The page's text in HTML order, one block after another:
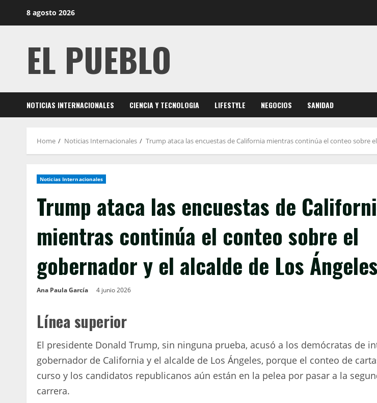
8 agosto 2026
EL PUEBLO
NOTICIAS INTERNACIONALES CIENCIA Y TECNOLOGIA LIFESTYLE NEGOCIOS SANIDAD
Home Noticias Internacionales Trump ataca las encuestas de California mientras continúa el conteo sobre
Noticias Internacionales
Trump ataca las encuestas de
mientras continúa el conteo sobre el
gobernador y el alcalde de Los Ángeles
Ana Paula García 4 junio 2026
Línea superior
El presidente Donald Trump, sin ninguna prueba, acusó a los demócratas de
gobernador de California y el alcalde de Los Ángeles, porque el conteo de
curso y los candidatos republicanos aún están en la pelea por pasar a la
carrera.